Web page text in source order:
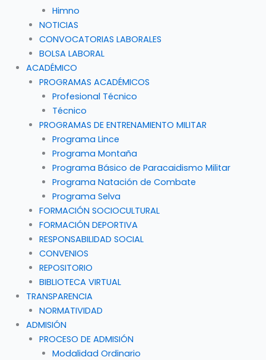
Himno
NOTICIAS
CONVOCATORIAS LABORALES
BOLSA LABORAL
ACADÉMICO
PROGRAMAS ACADÉMICOS
Profesional Técnico
Técnico
PROGRAMAS DE ENTRENAMIENTO MILITAR
Programa Lince
Programa Montaña
Programa Básico de Paracaidismo Militar
Programa Natación de Combate
Programa Selva
FORMACIÓN SOCIOCULTURAL
FORMACIÓN DEPORTIVA
RESPONSABILIDAD SOCIAL
CONVENIOS
REPOSITORIO
BIBLIOTECA VIRTUAL
TRANSPARENCIA
NORMATIVIDAD
ADMISIÓN
PROCESO DE ADMISIÓN
Modalidad Ordinario